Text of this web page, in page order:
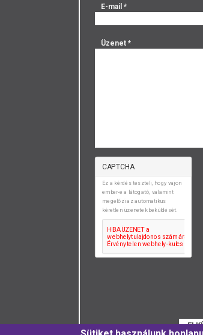
E-mail *
Üzenet *
CAPTCHA
Ez a kérdés teszteli, hogy vajon
ember-e a látogató, valamint
megelőzi az automatikus
kéretlen üzenetek beküldését.